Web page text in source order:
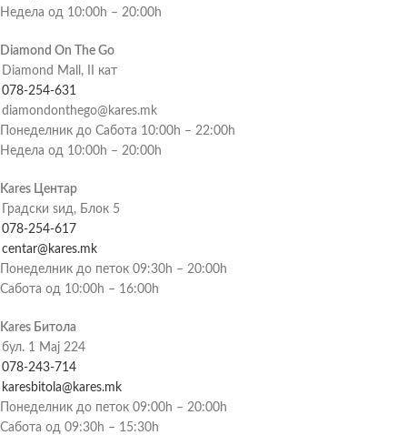
Недела од 10:00h – 20:00h
Diamond On The Go
Diamond Mall, II кат
078-254-631
diamondonthego@kares.mk
Понеделник до Сабота 10:00h – 22:00h
Недела од 10:00h – 20:00h
Kares Центар
Градски ѕид, Блок 5
078-254-617
centar@kares.mk
Понеделник до петок 09:30h – 20:00h
Сабота од 10:00h – 16:00h
Kares Битола
бул. 1 Мај 224
078-243-714
karesbitola@kares.mk
Понеделник до петок 09:00h – 20:00h
Сабота од 09:30h – 15:30h